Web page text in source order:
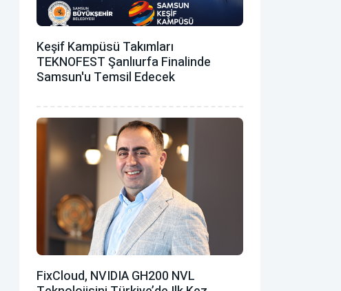
Keşif Kampüsü Takımları
TEKNOFEST Şanlıurfa Finalinde
Samsun'u Temsil Edecek
FixCloud, NVIDIA GH200 NVL